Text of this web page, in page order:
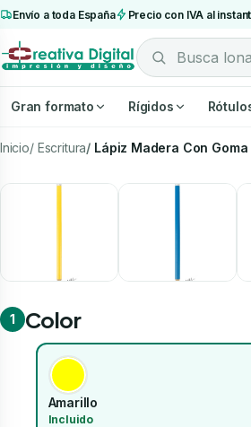
Envío a toda España Precio con IVA al
Gran formato Rígidos
Inicio Escritura Lápiz Madera Con Goma
1 Color
Amarillo
Incluido